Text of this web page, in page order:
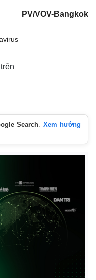
PV/VOV-Bangkok
Search. Xem hướng